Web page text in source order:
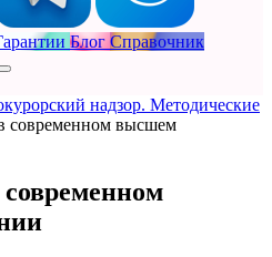
Блог Справочник
надзор. Методические
современном высшем